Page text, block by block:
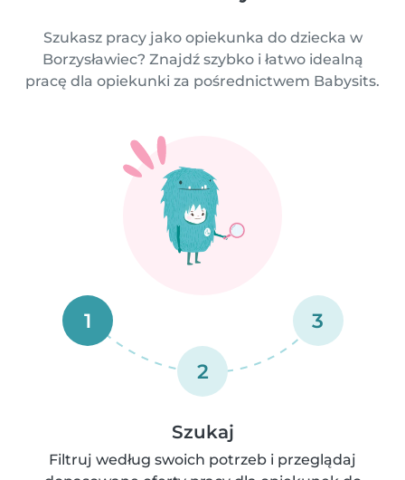
Szukasz pracy jako opiekunka do dziecka w
Borzysławiec? Znajdź szybko i łatwo idealną
pracę dla opiekunki za pośrednictwem Babysits.
1
2
3
Szukaj
Filtruj według swoich potrzeb i przeglądaj